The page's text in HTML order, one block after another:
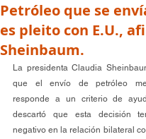
Petróleo que se
es pleito con E.U.,
Sheinbaum.
La presidenta Claudia
que el envío de petróleo
responde a un criterio de
descartó que esta decisión
negativo en la relación bilateral